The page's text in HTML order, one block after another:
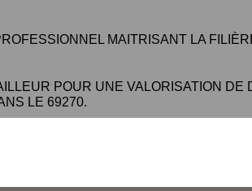
MAITRISANT LA
POUR UNE VALORISATION DE
LE 69270.